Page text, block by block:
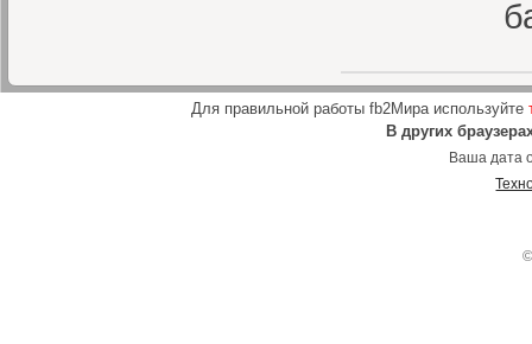
Для правильной работы fb2Мира используйте
В других
Ваша дата